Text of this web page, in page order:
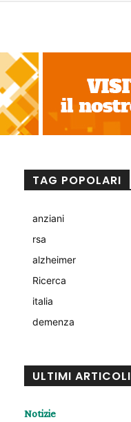
TAG POPOLARI
anziani
rsa
alzheimer
Ricerca
italia
demenza
ULTIMI ARTICOLI
Notizie